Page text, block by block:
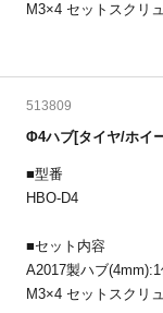
M3×4 セットスクリ
513809
Φ4ハブ[タイヤ/ホイ
■型番
HBO-D4
■セット内容
A2017製ハブ(4mm):1
M3×4 セットスクリ